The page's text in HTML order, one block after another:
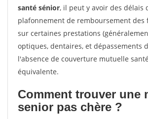
santé sénior, il peut y avoir des délais
plafonnement de remboursement des
sur certaines prestations
optiques, dentaires, et dépassements
l'absence de couverture mutuelle
équivalente.
Comment trouver une
senior pas chère ?